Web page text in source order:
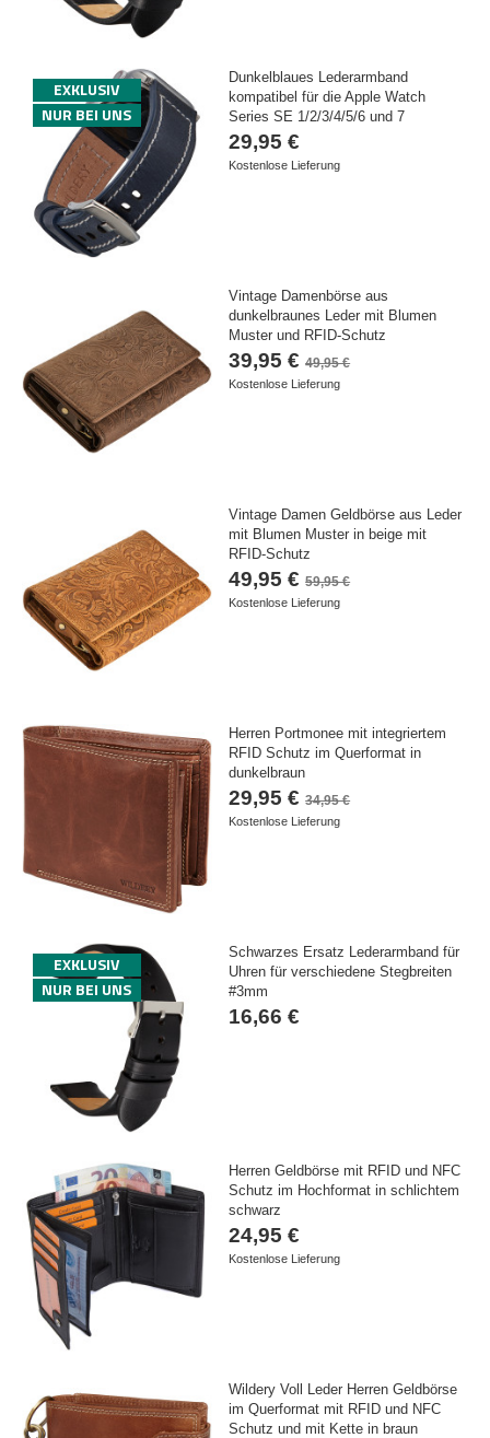
EXKLUSIV
NUR BEI UNS
Dunkelblaues Lederarmband
kompatibel für die Apple Watch
Series SE 1/2/3/4/5/6 und 7
29,95 €
Kostenlose Lieferung
Vintage Damenbörse aus
dunkelbraunes Leder mit Blumen
Muster und RFID-Schutz
39,95 €49,95 €
Kostenlose Lieferung
Vintage Damen Geldbörse aus Leder
mit Blumen Muster in beige mit
RFID-Schutz
49,95 €59,95 €
Kostenlose Lieferung
Herren Portmonee mit integriertem
RFID Schutz im Querformat in
dunkelbraun
29,95 €34,95 €
Kostenlose Lieferung
EXKLUSIV
NUR BEI UNS
Schwarzes Ersatz Lederarmband für
Uhren für verschiedene Stegbreiten
#3mm
16,66 €
Herren Geldbörse mit RFID und NFC
Schutz im Hochformat in schlichtem
schwarz
24,95 €
Kostenlose Lieferung
Wildery Voll Leder Herren Geldbörse
im Querformat mit RFID und NFC
Schutz und mit Kette in braun